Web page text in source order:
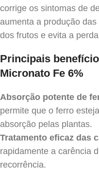
corrige os sintomas de
aumenta a produção
dos frutos e evita a
Principais
Micronato Fe 6%
Absorção potente de
permite que o ferro
absorção pelas plantas.
Tratamento eficaz das
rapidamente a carência
recorrência.